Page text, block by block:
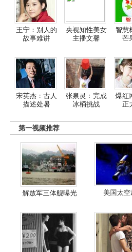
王宁：别人的
故事难讲
央视知性美女
主播文馨
智慧
芒
宋英杰：古人
描述处暑
张泉灵：完成
冰桶挑战
爆红
正
第一视频推荐
解放军三体舰曝光 美国太空